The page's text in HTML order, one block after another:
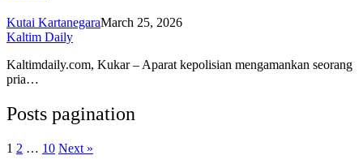
Kutai KartanegaraMarch 25, 2026
Kaltim Daily
Kaltimdaily.com, Kukar – Aparat kepolisian mengamankan seorang
pria…
Posts pagination
1 2 … 10 Next »